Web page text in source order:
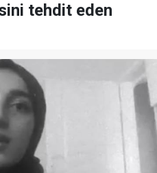
tehdit eden